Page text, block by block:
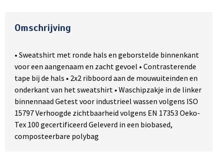
Omschrijving
• Sweatshirt met ronde hals en geborstelde binnenkant
voor een aangenaam en zacht gevoel • Contrasterende
tape bij de hals • 2x2 ribboord aan de mouwuiteinden en
onderkant van het sweatshirt • Waschipzakje in de linker
binnennaad Getest voor industrieel wassen volgens ISO
15797 Verhoogde zichtbaarheid volgens EN 17353 Oeko-
Tex 100 gecertificeerd Geleverd in een biobased,
composteerbare polybag